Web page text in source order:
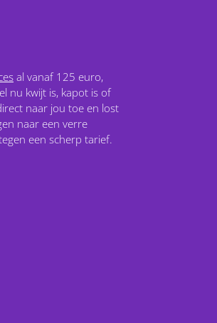
al vanaf 125 euro,
nu kwijt is, kapot is of
naar jou toe en lost
naar een verre
een scherp tarief.